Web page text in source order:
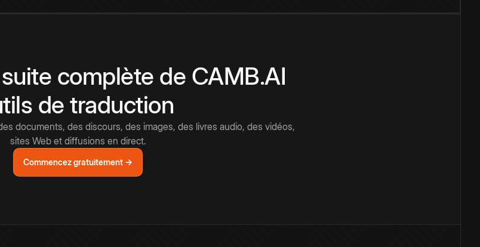
complète de CAMB.AI
de traduction
documents, des discours, des images, des livres audio, des vidéos,
sites Web et diffusions en direct.
Commencez gratuitement →